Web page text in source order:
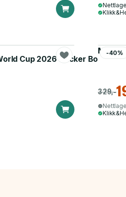
Cup 2026 Sticker Booster
-40%
329,-